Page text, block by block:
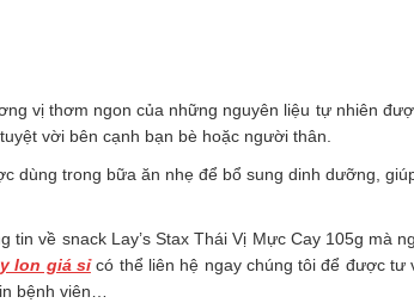
vị thơm ngon của những nguyên liệu tự nhiên
vời bên cạnh bạn bè hoặc người thân.
dùng trong bữa ăn nhẹ để bổ sung dinh dưỡng,
tin về snack Lay’s Stax Thái Vị Mực Cay 105g mà
lon giá sỉcó thể liên hệ ngay chúng tôi để được tư
bệnh viên…